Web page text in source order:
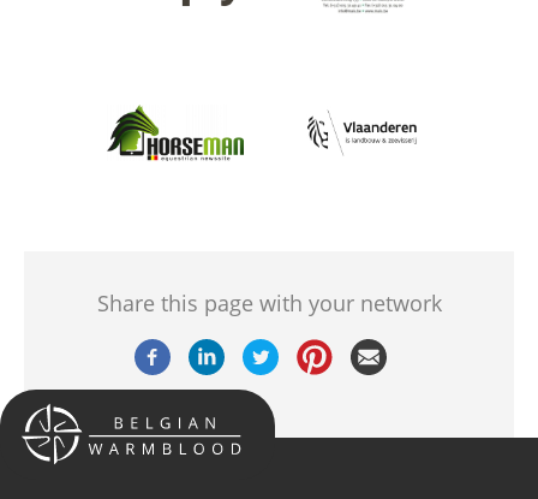
Afbeelding Afbeelding
Share this page with your network